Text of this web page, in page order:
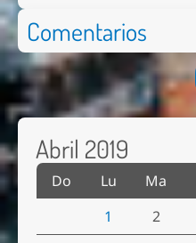
Comentarios
Abril 2019
Do Lu Ma
1
2